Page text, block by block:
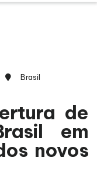
Brasil
de
em
novos